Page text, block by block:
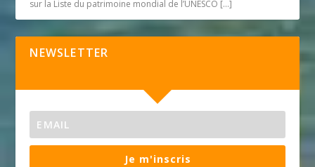
sur la Liste du patrimoine mondial de l’UNESCO […]
NEWSLETTER
Je m'inscris